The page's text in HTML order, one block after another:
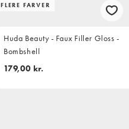
FLERE FARVER
Huda Beauty - Faux Filler Gloss -
Bombshell
179,00 kr.